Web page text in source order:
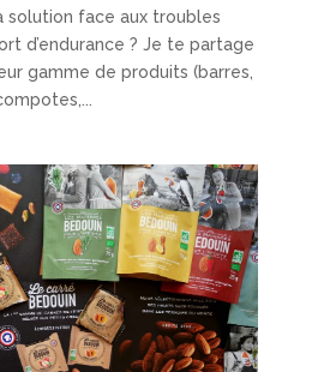
solution face aux troubles
d’endurance ? Je te partage
gamme de produits (barres,